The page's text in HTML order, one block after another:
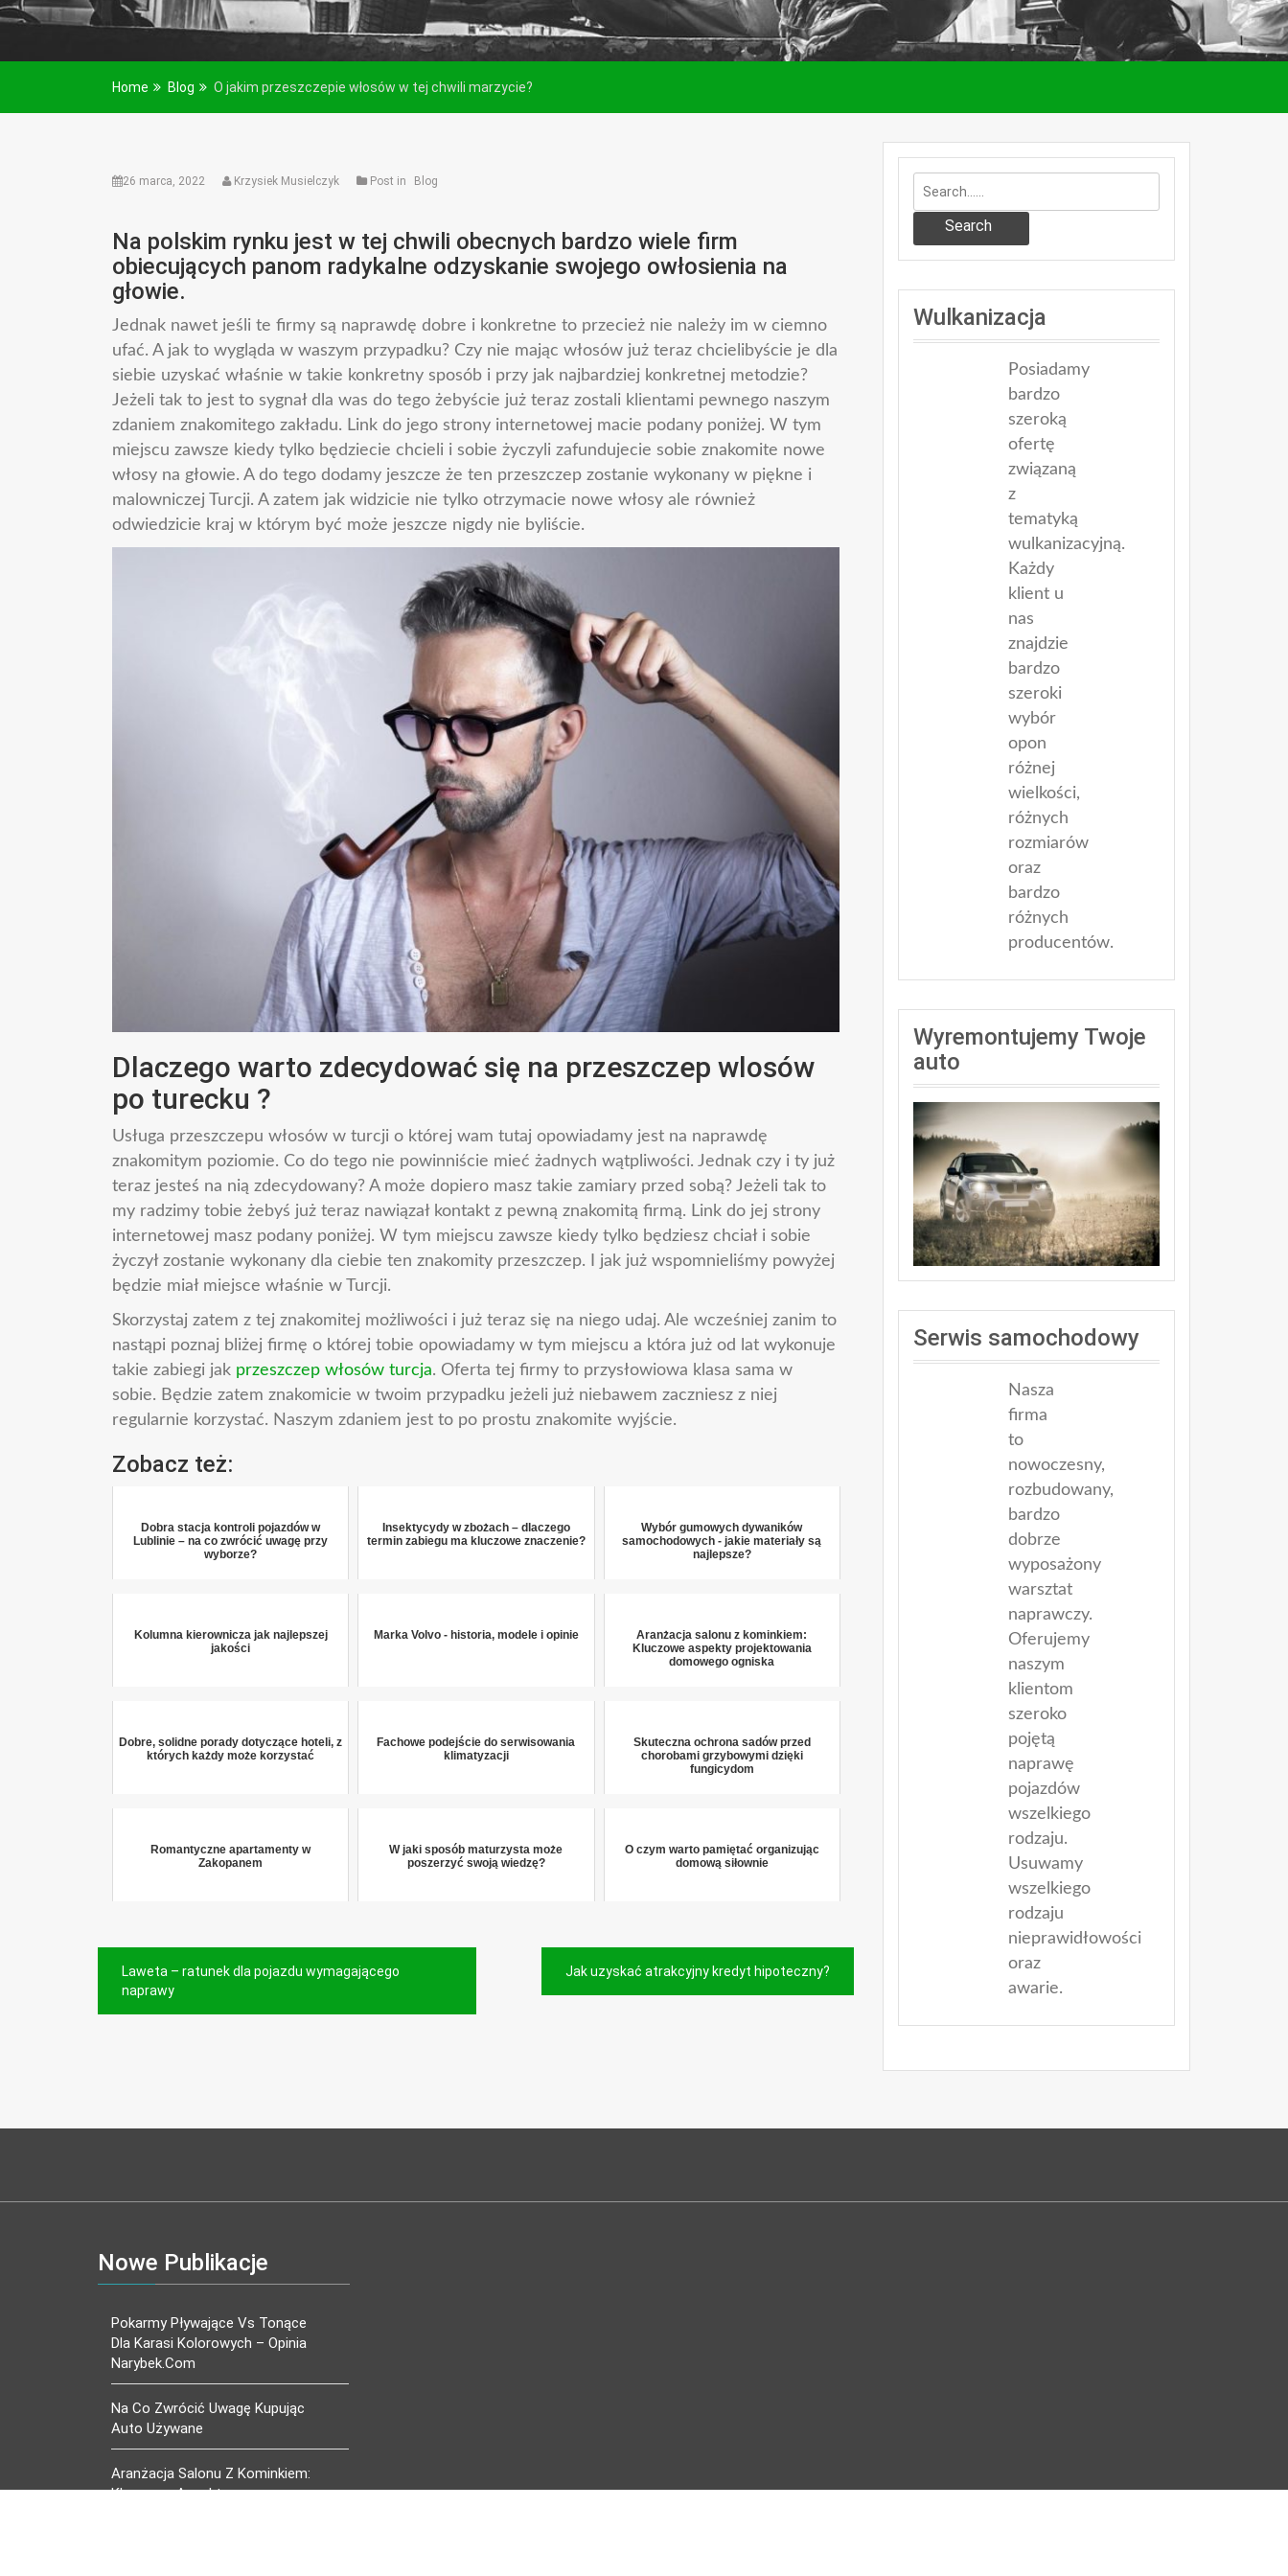
Home Blog O jakim przeszczepie włosów w tej chwili marzycie?
26 marca, 2022 Krzysiek Musielczyk Post in Blog
Na polskim rynku jest w tej chwili obecnych bardzo wiele firm
obiecujących panom radykalne odzyskanie swojego owłosienia na
głowie.
Jednak nawet jeśli te firmy są naprawdę dobre i konkretne to przecież nie należy im w ciemno
ufać. A jak to wygląda w waszym przypadku? Czy nie mając włosów już teraz chcielibyście je dla
siebie uzyskać właśnie w takie konkretny sposób i przy jak najbardziej konkretnej metodzie?
Jeżeli tak to jest to sygnał dla was do tego żebyście już teraz zostali klientami pewnego naszym
zdaniem znakomitego zakładu. Link do jego strony internetowej macie podany poniżej. W tym
miejscu zawsze kiedy tylko będziecie chcieli i sobie życzyli zafundujecie sobie znakomite nowe
włosy na głowie. A do tego dodamy jeszcze że ten przeszczep zostanie wykonany w piękne i
malowniczej Turcji. A zatem jak widzicie nie tylko otrzymacie nowe włosy ale również
odwiedzicie kraj w którym być może jeszcze nigdy nie byliście.
Dlaczego warto zdecydować się na przeszczep wlosów
po turecku ?
Usługa przeszczepu włosów w turcji o której wam tutaj opowiadamy jest na naprawdę
znakomitym poziomie. Co do tego nie powinniście mieć żadnych wątpliwości. Jednak czy i ty już
teraz jesteś na nią zdecydowany? A może dopiero masz takie zamiary przed sobą? Jeżeli tak to
my radzimy tobie żebyś już teraz nawiązał kontakt z pewną znakomitą firmą. Link do jej strony
internetowej masz podany poniżej. W tym miejscu zawsze kiedy tylko będziesz chciał i sobie
życzył zostanie wykonany dla ciebie ten znakomity przeszczep. I jak już wspomnieliśmy powyżej
będzie miał miejsce właśnie w Turcji.
Skorzystaj zatem z tej znakomitej możliwości i już teraz się na niego udaj. Ale wcześniej zanim to
nastąpi poznaj bliżej firmę o której tobie opowiadamy w tym miejscu a która już od lat wykonuje
takie zabiegi jak przeszczep włosów turcja. Oferta tej firmy to przysłowiowa klasa sama w
sobie. Będzie zatem znakomicie w twoim przypadku jeżeli już niebawem zaczniesz z niej
regularnie korzystać. Naszym zdaniem jest to po prostu znakomite wyjście.
Zobacz też:
Dobra stacja kontroli pojazdów w
Lublinie – na co zwrócić uwagę przy
wyborze?
Insektycydy w zbożach – dlaczego
termin zabiegu ma kluczowe znaczenie?
Wybór gumowych dywaników
samochodowych - jakie materiały są
najlepsze?
Kolumna kierownicza jak najlepszej
jakości
Marka Volvo - historia, modele i opinie
Aranżacja salonu z kominkiem:
Kluczowe aspekty projektowania
domowego ogniska
Dobre, solidne porady dotyczące hoteli, z
których każdy może korzystać
Fachowe podejście do serwisowania
klimatyzacji
Skuteczna ochrona sadów przed
chorobami grzybowymi dzięki
fungicydom
Romantyczne apartamenty w
Zakopanem
W jaki sposób maturzysta może
poszerzyć swoją wiedzę?
O czym warto pamiętać organizując
domową siłownie
Nawigacja
wpisu
Laweta – ratunek dla pojazdu wymagającego
naprawy
Jak uzyskać atrakcyjny kredyt hipoteczny?
Search
Wulkanizacja
Posiadamy
bardzo
szeroką
ofertę
związaną
z
tematyką
wulkanizacyjną.
Każdy
klient u
nas
znajdzie
bardzo
szeroki
wybór
opon
różnej
wielkości,
różnych
rozmiarów
oraz
bardzo
różnych
producentów.
Wyremontujemy Twoje
auto
Serwis samochodowy
Nasza
firma
to
nowoczesny,
rozbudowany,
bardzo
dobrze
wyposażony
warsztat
naprawczy.
Oferujemy
naszym
klientom
szeroko
pojętą
naprawę
pojazdów
wszelkiego
rodzaju.
Usuwamy
wszelkiego
rodzaju
nieprawidłowości
oraz
awarie.
Nowe Publikacje
Pokarmy Pływające Vs Tonące
Dla Karasi Kolorowych – Opinia
Narybek.com
Na Co Zwrócić Uwagę Kupując
Auto Używane
Aranżacja Salonu Z Kominkiem:
Kluczowe Aspekty